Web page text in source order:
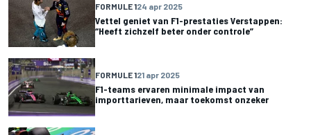
FORMULE 124 apr 2025
Vettel geniet van F1-prestaties Verstappen:
“Heeft zichzelf beter onder controle”
FORMULE 121 apr 2025
F1-teams ervaren minimale impact van
importtarieven, maar toekomst onzeker